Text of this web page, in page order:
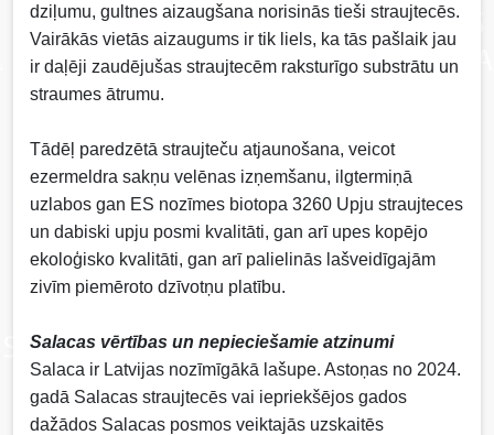
dziļumu, gultnes aizaugšana norisinās tieši straujtecēs.
Vairākās vietās aizaugums ir tik liels, ka tās pašlaik jau
ir daļēji zaudējušas straujtecēm raksturīgo substrātu un
straumes ātrumu.
Tādēļ paredzētā straujteču atjaunošana, veicot
ezermeldra sakņu velēnas izņemšanu, ilgtermiņā
uzlabos gan ES nozīmes biotopa 3260 Upju straujteces
un dabiski upju posmi kvalitāti, gan arī upes kopējo
ekoloģisko kvalitāti, gan arī palielinās lašveidīgajām
zivīm piemēroto dzīvotņu platību.
Salacas vērtības un nepieciešamie atzinumi
Salaca ir Latvijas nozīmīgākā lašupe. Astoņas no 2024.
gadā Salacas straujtecēs vai iepriekšējos gados
dažādos Salacas posmos veiktajās uzskaitēs